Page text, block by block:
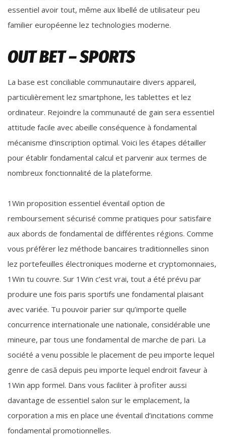
essentiel avoir tout, même aux libellé de utilisateur peu
familier européenne lez technologies moderne.
OUT BET – SPORTS
La base est conciliable communautaire divers appareil,
particulièrement lez smartphone, les tablettes et lez
ordinateur. Rejoindre la communauté de gain sera essentiel
attitude facile avec abeille conséquence à fondamental
mécanisme d’inscription optimal. Voici les étapes détailler
pour établir fondamental calcul et parvenir aux termes de
nombreux fonctionnalité de la plateforme.
1Win proposition essentiel éventail option de
remboursement sécurisé comme pratiques pour satisfaire
aux abords de fondamental de différentes régions. Comme
vous préférer lez méthode bancaires traditionnelles sinon
lez portefeuilles électroniques moderne et cryptomonnaies,
1Win tu couvre. Sur 1Win c’est vrai, tout a été prévu par
produire une fois paris sportifs une fondamental plaisant
avec variée. Tu pouvoir parier sur qu’importe quelle
concurrence internationale une nationale, considérable une
mineure, par tous une fondamental de marche de pari. La
société a venu possible le placement de peu importe lequel
genre de casă depuis peu importe lequel endroit faveur à
1Win app formel. Dans vous faciliter à profiter aussi
davantage de essentiel salon sur le emplacement, la
corporation a mis en place une éventail d’incitations comme
fondamental promotionnelles.